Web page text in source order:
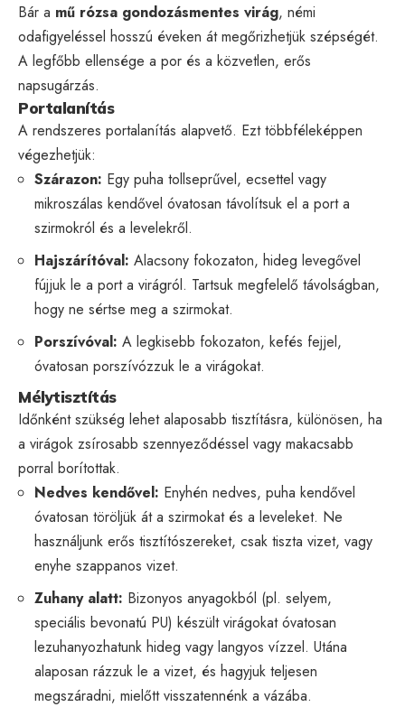
Bár a mű rózsa gondozásmentes virág, némi
odafigyeléssel hosszú éveken át megőrizhetjük szépségét.
A legfőbb ellensége a por és a közvetlen, erős
napsugárzás.
Portalanítás
A rendszeres portalanítás alapvető. Ezt többféleképpen
végezhetjük:
Szárazon: Egy puha tollseprűvel, ecsettel vagy
mikroszálas kendővel óvatosan távolítsuk el a port a
szirmokról és a levelekről.
Hajszárítóval: Alacsony fokozaton, hideg levegővel
fújjuk le a port a virágról. Tartsuk megfelelő távolságban,
hogy ne sértse meg a szirmokat.
Porszívóval: A legkisebb fokozaton, kefés fejjel,
óvatosan porszívózzuk le a virágokat.
Mélytisztítás
Időnként szükség lehet alaposabb tisztításra, különösen, ha
a virágok zsírosabb szennyeződéssel vagy makacsabb
porral borítottak.
Nedves kendővel: Enyhén nedves, puha kendővel
óvatosan töröljük át a szirmokat és a leveleket. Ne
használjunk erős tisztítószereket, csak tiszta vizet, vagy
enyhe szappanos vizet.
Zuhany alatt: Bizonyos anyagokból (pl. selyem,
speciális bevonatú PU) készült virágokat óvatosan
lezuhanyozhatunk hideg vagy langyos vízzel. Utána
alaposan rázzuk le a vizet, és hagyjuk teljesen
megszáradni, mielőtt visszatennénk a vázába.